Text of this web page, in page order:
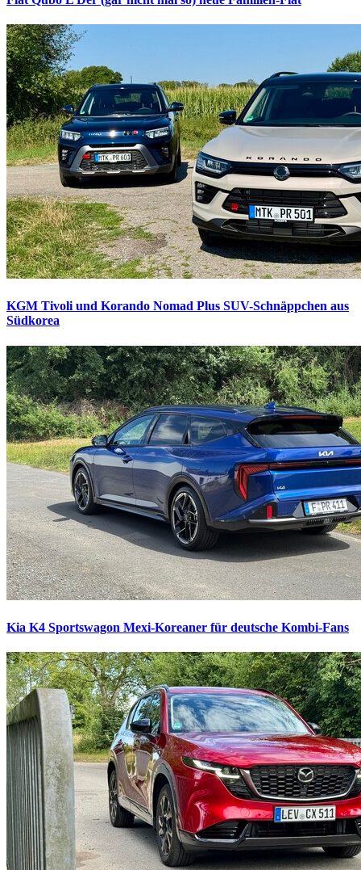
KGM Tivoli und Korando Nomad Plus SUV-Schnäppchen aus
Südkorea
Kia K4 Sportswagon Mexi-Koreaner für deutsche Kombi-Fans